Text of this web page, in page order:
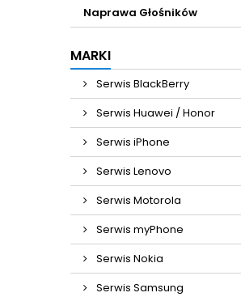
Naprawa Głośników
MARKI
Serwis BlackBerry
Serwis Huawei / Honor
Serwis iPhone
Serwis Lenovo
Serwis Motorola
Serwis myPhone
Serwis Nokia
Serwis Samsung